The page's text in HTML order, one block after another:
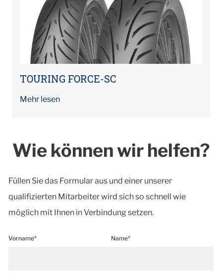
TOURING FORCE-SC
Mehr lesen
Wie können wir helfen?
Füllen Sie das Formular aus und einer unserer
qualifizierten Mitarbeiter wird sich so schnell wie
möglich mit Ihnen in Verbindung setzen.
Vorname* Name*